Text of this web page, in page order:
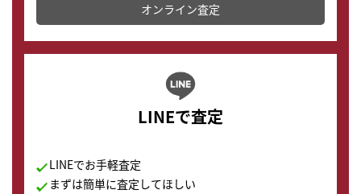
オンライン査定
LINEで査定
LINEでお手軽査定
まずは簡単に査定してほしい